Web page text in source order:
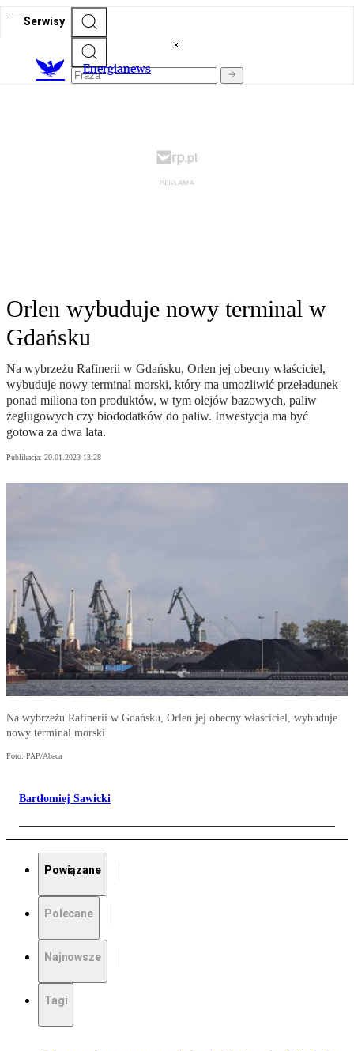
Serwisy
Energianews
Orlen wybuduje nowy terminal w
Gdańsku
Na wybrzeżu Rafinerii w Gdańsku, Orlen jej obecny właściciel,
wybuduje nowy terminal morski, który ma umożliwić przeładunek
ponad miliona ton produktów, w tym olejów bazowych, paliw
żeglugowych czy biododatków do paliw. Inwestycja ma być
gotowa za dwa lata.
Publikacja: 20.01.2023 13:28
Na wybrzeżu Rafinerii w Gdańsku, Orlen jej obecny właściciel, wybuduje
nowy terminal morski
Foto: PAP/Abaca
Bartłomiej Sawicki
Powiązane
Polecane
Najnowsze
Tagi